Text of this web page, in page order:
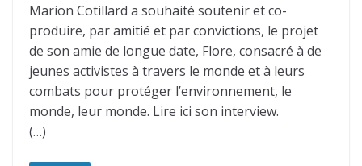
Marion Cotillard a souhaité soutenir et co-
produire, par amitié et par convictions, le projet
de son amie de longue date, Flore, consacré à de
jeunes activistes à travers le monde et à leurs
combats pour protéger l’environnement, le
monde, leur monde. Lire ici son interview.
(…)